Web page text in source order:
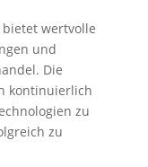
bietet wertvolle
und
Die
kontinuierlich
zu
zu